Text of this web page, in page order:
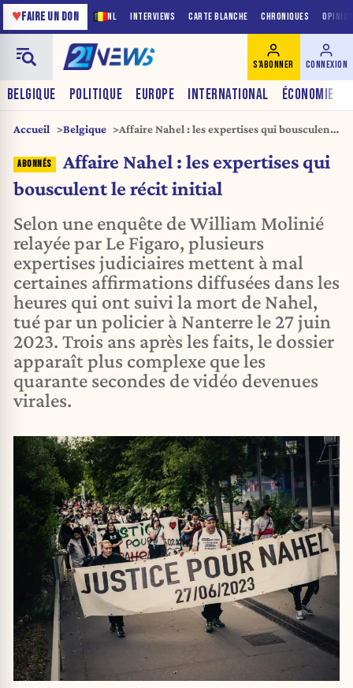
NL INTERVIEWS CARTE BLANCHE CHRONIQUES
♥FAIRE UN DON
BELGIQUE POLITIQUE EUROPE INTERNATIONAL ÉCONOMIE
S'ABONNER CONNEXION
Accueil Belgique
Affaire Nahel : les expertises qui bousculent
Affaire Nahel : les expertises qui
bousculent le récit initial
Selon une enquête de William Molinié
relayée par Le Figaro, plusieurs
expertises judiciaires mettent à mal
certaines affirmations diffusées dans les
heures qui ont suivi la mort de Nahel,
tué par un policier à Nanterre le 27 juin
2023. Trois ans après les faits, le dossier
apparaît plus complexe que les
quarante secondes de vidéo devenues
virales.